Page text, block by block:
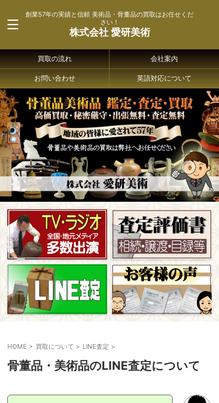
創業57年の実績と信頼 美術品・骨董品の買取はお任せくだ
さい！
株式会社 愛研美術
買取の流れ 会社案内
お問い合わせ 英語対応について
HOME > 買取について > LINE査定 >
骨董品・美術品のLINE査定について